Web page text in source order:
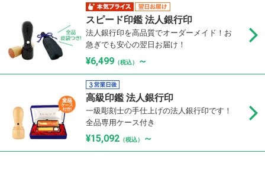
スピード印鑑 法人銀行印
法人銀行印を高品質でオーダーメイド！お
急ぎでも安心の翌日お届け！
¥6,499 （税込） ～
高級印鑑 法人銀行印
一級彫刻士の手仕上げの法人銀行印です！
全品専用ケース付き
¥15,092 （税込） ～